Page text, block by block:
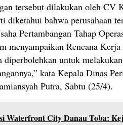
tersebut dilakukan oleh CV
diketahui bahwa perusahaan
Pertambangan Tahap
menyampaikan Rencana
diperbolehkan untuk melakukan
kata Kepala Dinas
Putra, Sabtu (25/4).
Waterfront City Danau Toba: